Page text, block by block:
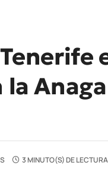
3 MINUTO(S) DE LECTURA